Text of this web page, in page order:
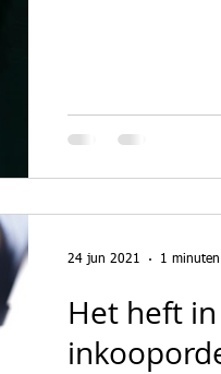
Het heft
24 jun 2021 1